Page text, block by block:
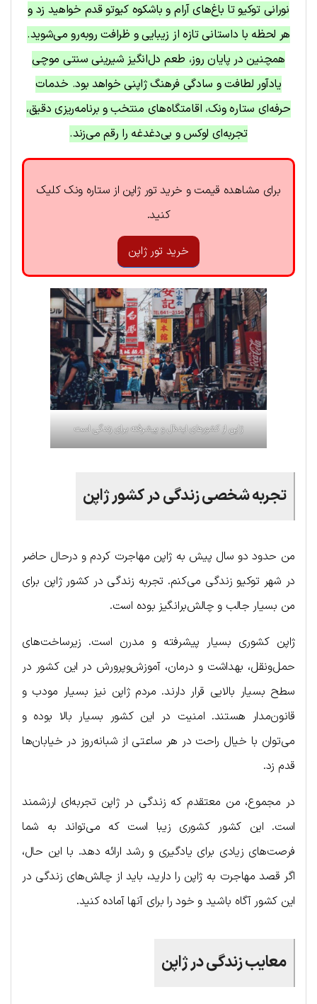
نورانی توکیو تا باغ‌های آرام و باشکوه کیوتو قدم خواهید زد و
هر لحظه با داستانی تازه از زیبایی و ظرافت روبه‌رو می‌شوید.
همچنین در پایان روز، طعم دل‌انگیز شیرینی سنتی موچی
یادآور لطافت و سادگی فرهنگ ژاپنی خواهد بود. خدمات
حرفه‌ای ستاره ونک، اقامتگاه‌های منتخب و برنامه‌ریزی دقیق،
تجربه‌ای لوکس و بی‌دغدغه را رقم می‌زند.
برای مشاهده قیمت و خرید تور ژاپن از ستاره ونک کلیک
کنید.
خرید تور ژاپن
ژاپن از کشورهای ایده‌آل و پیشرفته برای زندگی است
تجربه شخصی زندگی در کشور ژاپن
من حدود دو سال پیش به ژاپن مهاجرت کردم و درحال حاضر
در شهر توکیو زندگی می‌کنم. تجربه زندگی در کشور ژاپن برای
من بسیار جالب و چالش‌برانگیز بوده است.
ژاپن کشوری بسیار پیشرفته و مدرن است. زیرساخت‌های
حمل‌ونقل، بهداشت و درمان، آموزش‌وپرورش در این کشور در
سطح بسیار بالایی قرار دارند. مردم ژاپن نیز بسیار مودب و
قانون‌مدار هستند. امنیت در این کشور بسیار بالا بوده و
می‌توان با خیال راحت در هر ساعتی از شبانه‌روز در خیابان‌ها
قدم زد.
در مجموع، من معتقدم که زندگی در ژاپن تجربه‌ای ارزشمند
است. این کشور کشوری زیبا است که می‌تواند به شما
فرصت‌های زیادی برای یادگیری و رشد ارائه دهد. با این حال،
اگر قصد مهاجرت به ژاپن را دارید، باید از چالش‌های زندگی در
این کشور آگاه باشید و خود را برای آنها آماده کنید.
معایب زندگی در ژاپن